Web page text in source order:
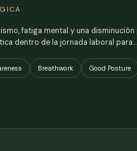
fatiga mental y una
dentro de la jornada laboral para…
Breathwork Good Posture